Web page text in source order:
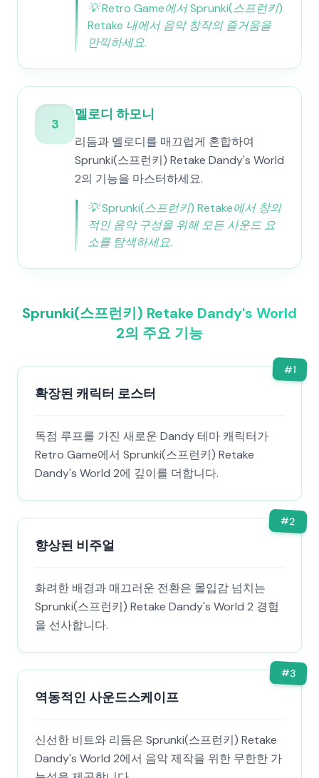
💡Retro Game에서 Sprunki(스프런키)
Retake 내에서 음악 창작의 즐거움을
만끽하세요.
3
멜로디 하모니
리듬과 멜로디를 매끄럽게 혼합하여
Sprunki(스프런키) Retake Dandy's World
2의 기능을 마스터하세요.
💡Sprunki(스프런키) Retake에서 창의
적인 음악 구성을 위해 모든 사운드 요
소를 탐색하세요.
Sprunki(스프런키) Retake Dandy's World
2의 주요 기능
#1
확장된 캐릭터 로스터
독점 루프를 가진 새로운 Dandy 테마 캐릭터가
Retro Game에서 Sprunki(스프런키) Retake
Dandy's World 2에 깊이를 더합니다.
#2
향상된 비주얼
화려한 배경과 매끄러운 전환은 몰입감 넘치는
Sprunki(스프런키) Retake Dandy's World 2 경험
을 선사합니다.
#3
역동적인 사운드스케이프
신선한 비트와 리듬은 Sprunki(스프런키) Retake
Dandy's World 2에서 음악 제작을 위한 무한한 가